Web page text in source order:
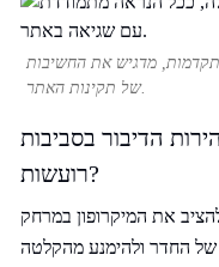
מדגיש את החשיבות
של תקינות האתר.
הדיבור בסביבות
רועשות?
את המיקרופון במרחק
החדר ולהימנע מהקלטה